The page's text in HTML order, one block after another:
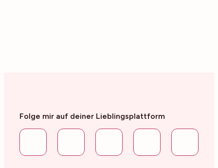
Folge mir auf deiner Lieblingsplattform